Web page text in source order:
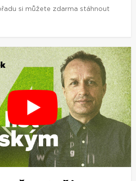
si můžete zdarma stáhnout